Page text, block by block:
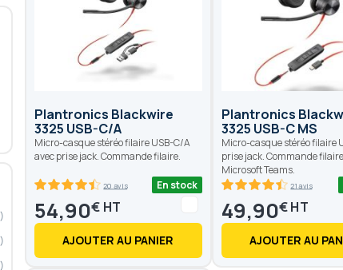
Plantronics Blackwire
3325 USB-C/A
Micro-casque stéréo filaire USB-C/A
avec prise jack. Commande filaire.
20 avis En stock
54,90€
AJOUTER AU PANIER
Plantronics
3325 USB-C MS
Micro-casque stéréo filaire
prise jack. Commande
Microsoft Teams.
21 avis
49,90€
AJOUTER AU